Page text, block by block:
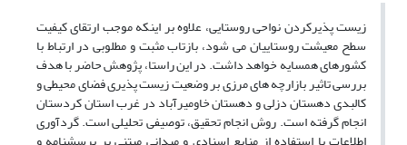
زیست پذیرکردن نواحی روستایی، علاوه بر اینکه موجب ارتقای کیفیت
سطح معیشت روستاییان می شود، بازتاب مثبت و مطلوبی در ارتباط با
کشورهای همسایه خواهد داشت. در این راستا، پژوهش حاضر با هدف
بررسی تاثیر بازارچه های مرزی بر وضعیت زیست پذیری فضای محیطی و
کالبدی دهستان دزلی و دهستان خاومیرآباد در غرب استان کردستان
انجام گرفته است. روش انجام تحقیق، توصیفی تحلیلی است. گردآوری